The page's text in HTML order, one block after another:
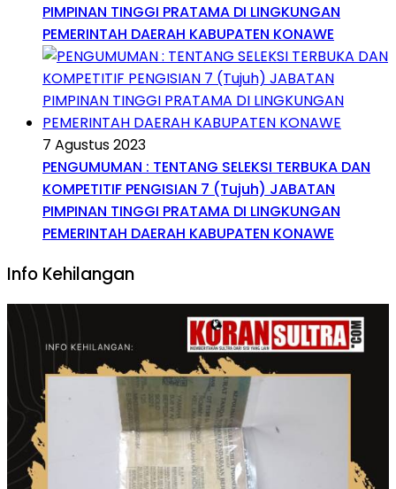
PIMPINAN TINGGI PRATAMA DI LINGKUNGAN
PEMERINTAH DAERAH KABUPATEN KONAWE
7 Agustus 2023
PENGUMUMAN : TENTANG SELEKSI TERBUKA DAN
KOMPETITIF PENGISIAN 7 (Tujuh) JABATAN
PIMPINAN TINGGI PRATAMA DI LINGKUNGAN
PEMERINTAH DAERAH KABUPATEN KONAWE
Info Kehilangan